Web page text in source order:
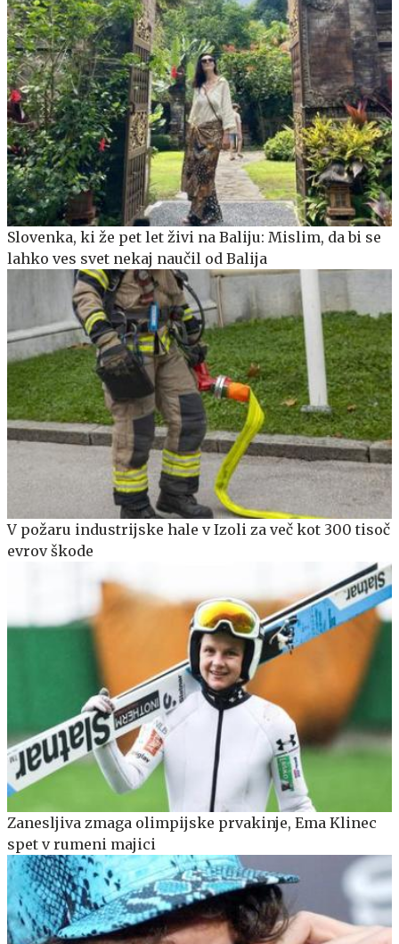
Slovenka, ki že pet let živi na Baliju: Mislim, da bi se
lahko ves svet nekaj naučil od Balija
V požaru industrijske hale v Izoli za več kot 300 tisoč
evrov škode
Zanesljiva zmaga olimpijske prvakinje, Ema Klinec
spet v rumeni majici